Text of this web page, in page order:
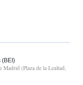
(BEI)
(Plaza de la Lealtad,